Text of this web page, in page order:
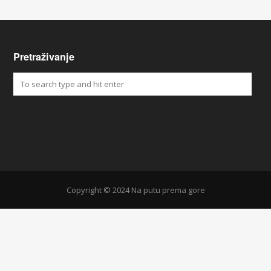
Pretraživanje
Copyright © 2024 Na putu prema gore